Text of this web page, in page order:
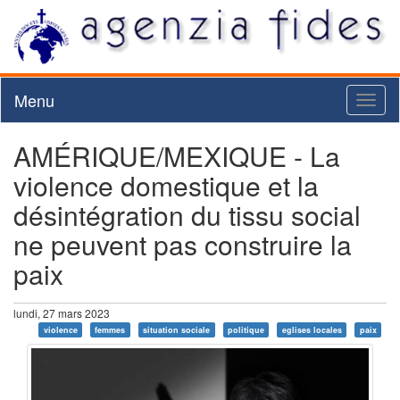
Menu
AMÉRIQUE/MEXIQUE - La
violence domestique et la
désintégration du tissu social
ne peuvent pas construire la
paix
lundi, 27 mars 2023
violence femmes situation sociale politique eglises locales paix